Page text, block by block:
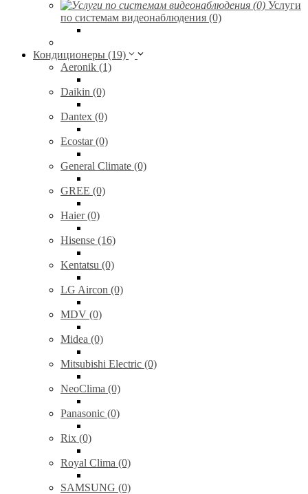
Услуги
по системам видеонаблюдения (0)
Кондиционеры (19)
Aeronik (1)
Daikin (0)
Dantex (0)
Ecostar (0)
General Climate (0)
GREE (0)
Haier (0)
Hisense (16)
Kentatsu (0)
LG Aircon (0)
MDV (0)
Midea (0)
Mitsubishi Electric (0)
NeoClima (0)
Panasonic (0)
Rix (0)
Royal Clima (0)
SAMSUNG (0)